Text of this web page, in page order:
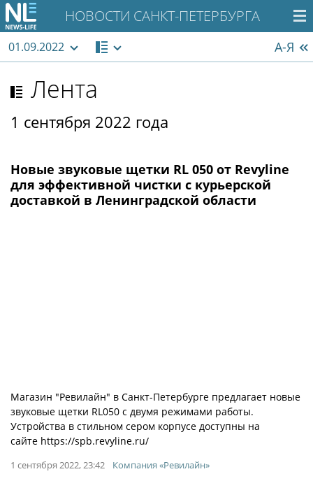
НОВОСТИ САНКТ-ПЕТЕРБУРГА
01.09.2022 А-Я
Лента
1 сентября 2022 года
Новые звуковые щетки RL 050 от Revyline
для эффективной чистки с курьерской
доставкой в Ленинградской области
Магазин "Ревилайн" в Санкт-Петербурге предлагает новые
звуковые щетки RL050 с двумя режимами работы.
Устройства в стильном сером корпусе доступны на
сайте https://spb.revyline.ru/
1 сентября 2022, 23:42 Компания «Ревилайн»